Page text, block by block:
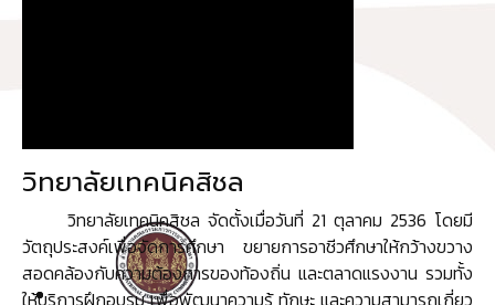
วิทยาลัยเทคนิคสิชล
วิทยาลัยเทคนิคสิชล จัดตั้งเมื่อวันที่ 21 ตุลาคม 2536 โดยมี
วัตถุประสงค์เพื่อจัดการศึกษา ขยายการอาชีวศึกษาให้กว้างขวาง
สอดคล้องกับความต้องการของท้องถิ่น และตลาดแรงงาน รวมทั้ง
ให้บริการฝึกอบรม เพื่อพัฒนาความรู้ ทักษะ และความสามารถเกี่ยว